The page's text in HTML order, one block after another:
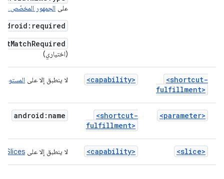
على الجمهور المخصّص
(اختياري)
<shortcut-
fulfillment>
<capability> لا ينطبق إلا على
<parameter>
<shortcut-
fulfillment>
android:name
<slice>
<capability> لا ينطبق إلا على Slices